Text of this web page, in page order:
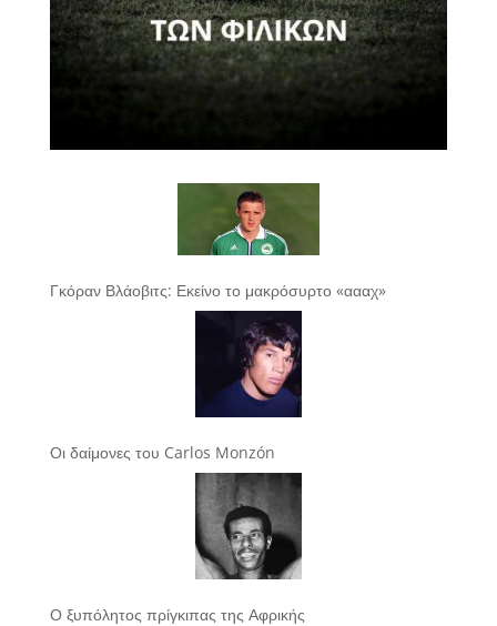
Γκόραν Βλάοβιτς: Εκείνο το μακρόσυρτο «αααχ»
Οι δαίμονες του Carlos Monzón
Ο ξυπόλητος πρίγκιπας της Αφρικής